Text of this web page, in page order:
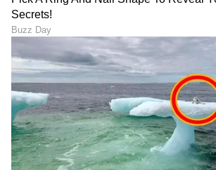
DOWNLOAD APP
RECOMMENDED STORIES